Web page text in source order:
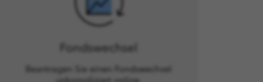
Fondswechsel
Beantragen Sie einen Fondswechsel